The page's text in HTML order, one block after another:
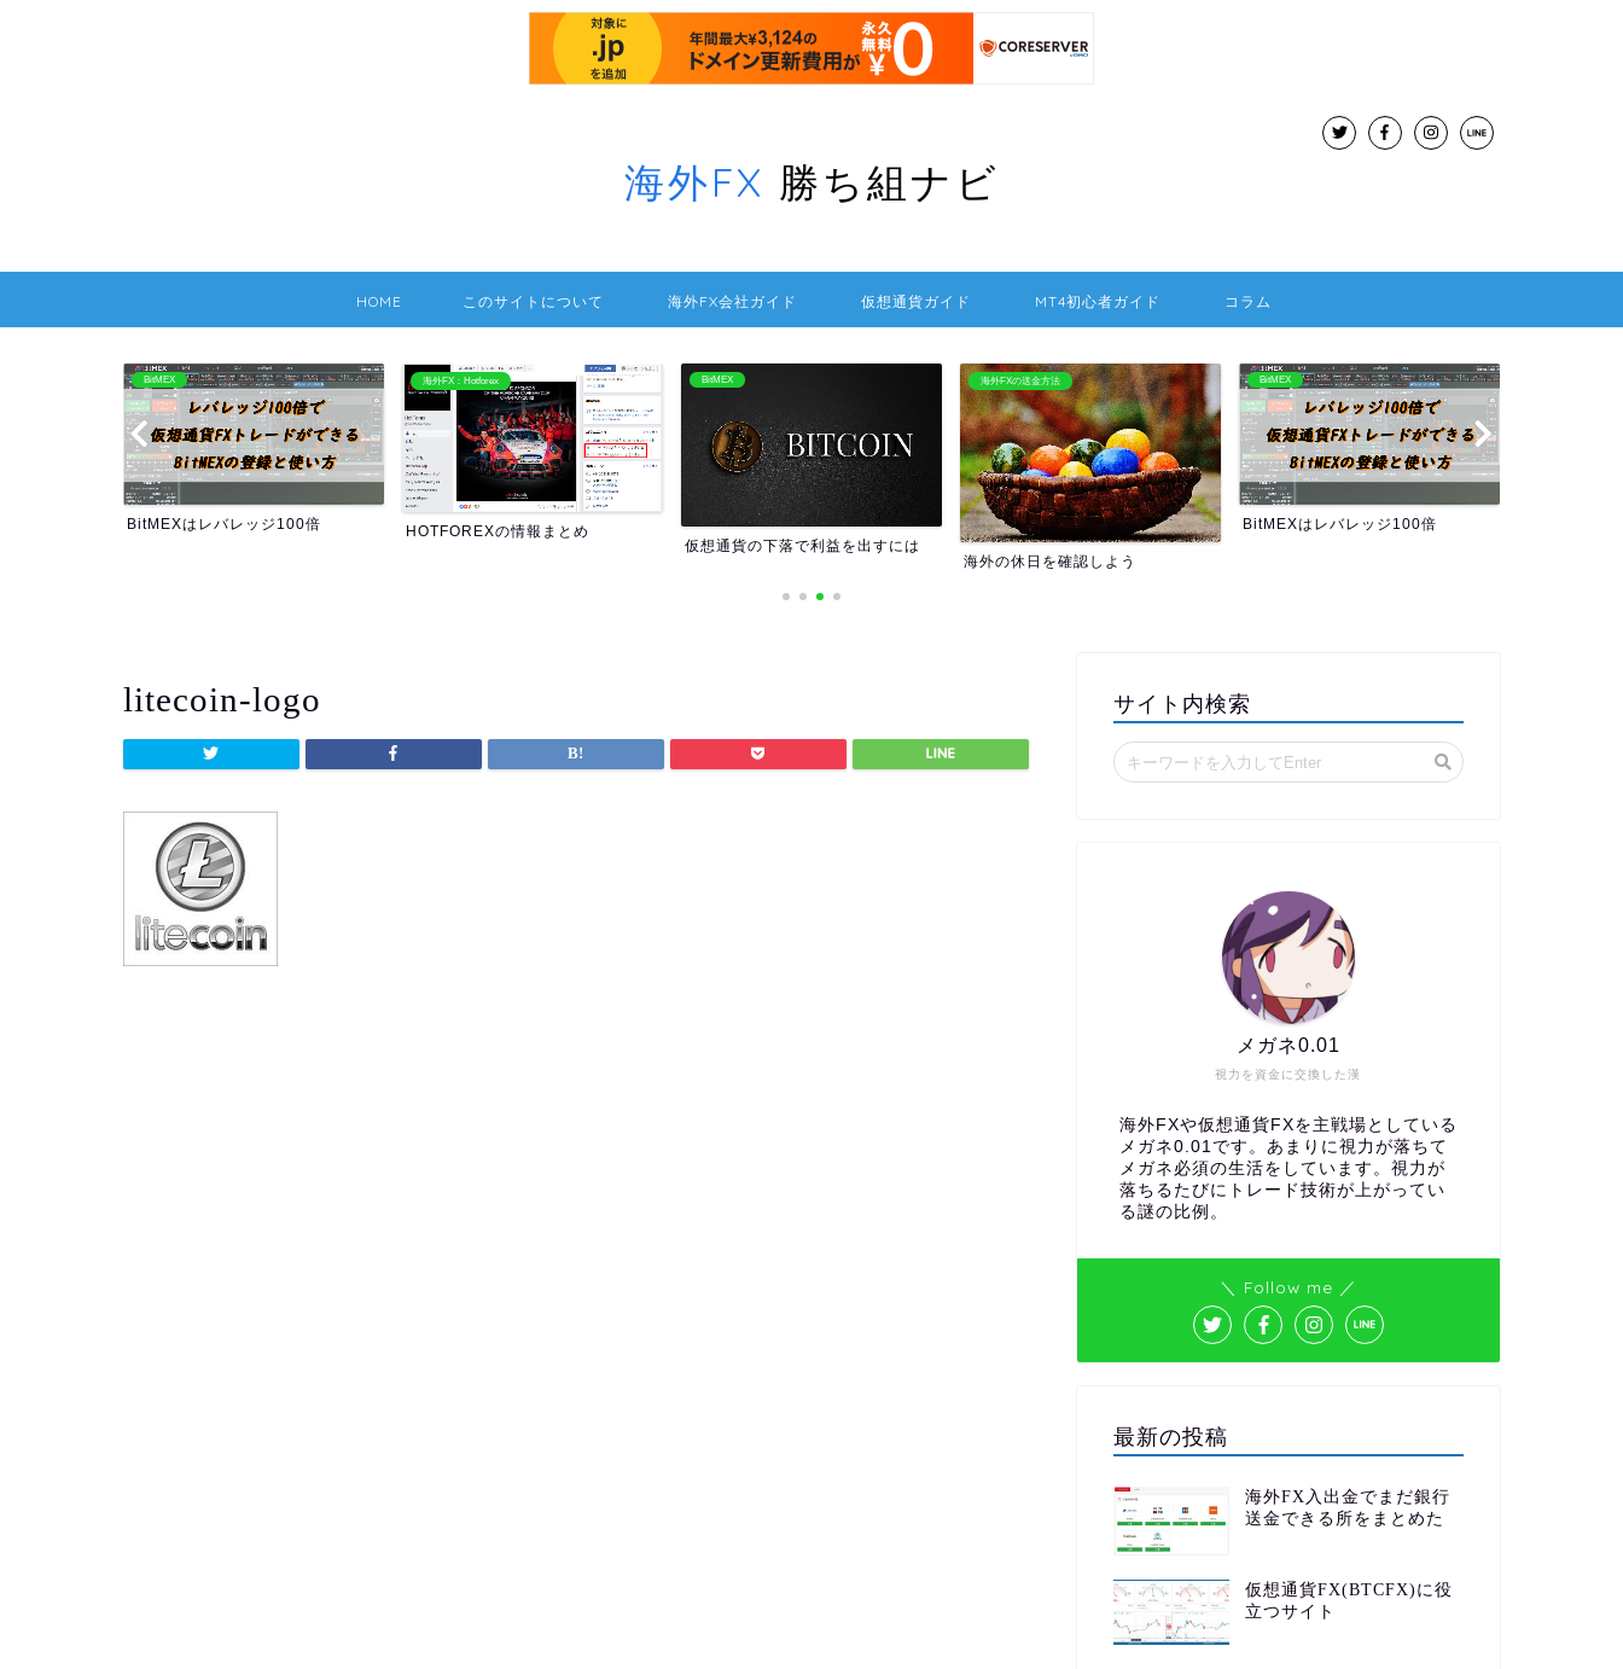
海外FX 勝ち組ナビ
HOME このサイトについて 海外FX会社ガイド 仮想通貨ガイド MT4初心者ガイド コラム
BitMEX
BitMEXはレバレッジ100倍
海外FX：Hotforex
HOTFOREXの情報まとめ
BitMEX
仮想通貨の下落で利益を出すには
海外FXの送金方法
海外の休日を確認しよう
BitMEX
BitMEXはレバレッジ100倍
litecoin-logo サイト内検索
視力を資金に交換した漢
メガネ0.01
海外FXや仮想通貨FXを主戦場としている
メガネ0.01です。あまりに視力が落ちて
メガネ必須の生活をしています。視力が
落ちるたびにトレード技術が上がってい
る謎の比例。
＼ Follow me ／
最新の投稿
海外FX入出金でまだ銀行
送金できる所をまとめた
仮想通貨FX(BTCFX)に役
立つサイト